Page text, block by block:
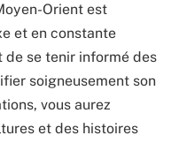
Orient est
et en constante
se tenir informé des
soigneusement son
vous aurez
et des histoires